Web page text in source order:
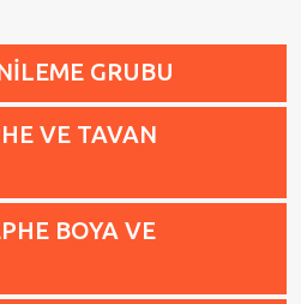
GRUBU
VE TAVAN
BOYA VE